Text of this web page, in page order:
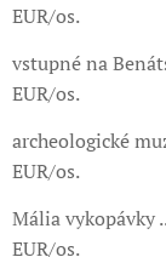
EUR/os.
vstupné na
EUR/os.
archeologické
EUR/os.
Mália vykopávky
EUR/os.